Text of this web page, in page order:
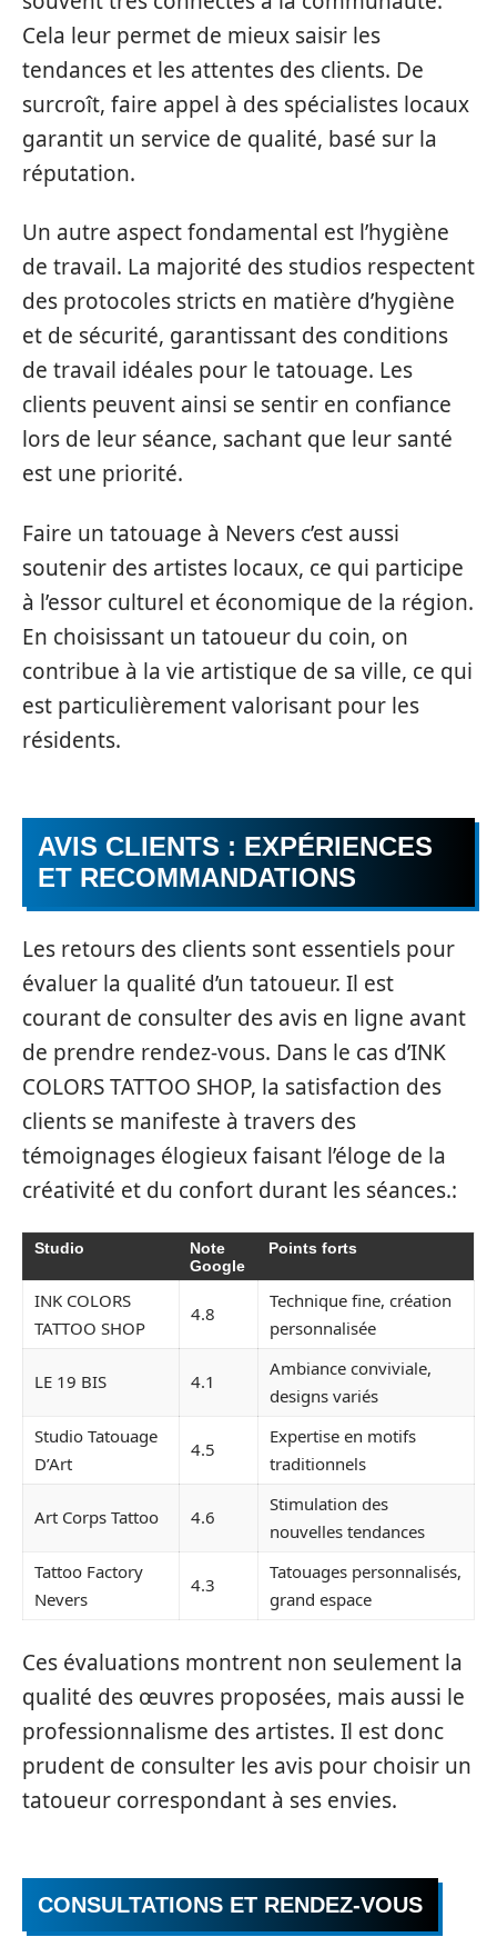
Cela leur permet de mieux saisir les
tendances et les attentes des clients. De
surcroît, faire appel à des spécialistes locaux
garantit un service de qualité, basé sur la
réputation.
Un autre aspect fondamental est l’hygiène
de travail. La majorité des studios respectent
des protocoles stricts en matière d’hygiène
et de sécurité, garantissant des conditions
de travail idéales pour le tatouage. Les
clients peuvent ainsi se sentir en confiance
lors de leur séance, sachant que leur santé
est une priorité.
Faire un tatouage à Nevers c’est aussi
soutenir des artistes locaux, ce qui participe
à l’essor culturel et économique de la région.
En choisissant un tatoueur du coin, on
contribue à la vie artistique de sa ville, ce qui
est particulièrement valorisant pour les
résidents.
AVIS CLIENTS : EXPÉRIENCES
ET RECOMMANDATIONS
Les retours des clients sont essentiels pour
évaluer la qualité d’un tatoueur. Il est
courant de consulter des avis en ligne avant
de prendre rendez-vous. Dans le cas d’INK
COLORS TATTOO SHOP, la satisfaction des
clients se manifeste à travers des
témoignages élogieux faisant l’éloge de la
créativité et du confort durant les séances.:
Studio
Note
Google
Points forts
INK COLORS
TATTOO SHOP
4.8
Technique fine, création
personnalisée
LE 19 BIS 4.1
Ambiance conviviale,
designs variés
Studio Tatouage
D’Art
4.5
Expertise en motifs
traditionnels
Art Corps Tattoo 4.6
Stimulation des
nouvelles tendances
Tattoo Factory
Nevers
4.3
Tatouages personnalisés,
grand espace
Ces évaluations montrent non seulement la
qualité des œuvres proposées, mais aussi le
professionnalisme des artistes. Il est donc
prudent de consulter les avis pour choisir un
tatoueur correspondant à ses envies.
CONSULTATIONS ET RENDEZ-VOUS